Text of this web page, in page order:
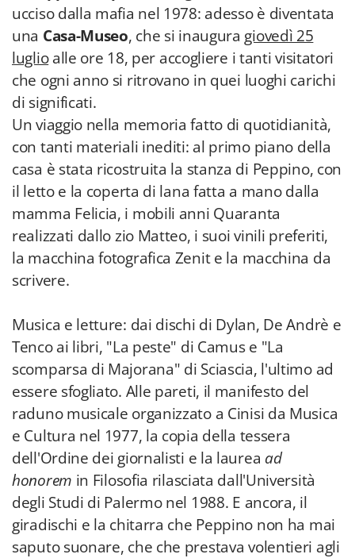
ucciso dalla mafia nel 1978: adesso è diventata
una Casa-Museo, che si inaugura giovedì 25
luglioalle ore 18, per accogliere i tanti visitatori
che ogni anno si ritrovano in quei luoghi carichi
di significati.
Un viaggio nella memoria fatto di quotidianità,
con tanti materiali inediti: al primo piano della
casa è stata ricostruita la stanza di Peppino, con
il letto e la coperta di lana fatta a mano dalla
mamma Felicia, i mobili anni Quaranta
realizzati dallo zio Matteo, i suoi vinili preferiti,
la macchina fotografica Zenit e la macchina da
scrivere.
Musica e letture: dai dischi di Dylan, De Andrè e
Tenco ai libri, "La peste" di Camus e "La
scomparsa di Majorana" di Sciascia, l'ultimo ad
essere sfogliato. Alle pareti, il manifesto del
raduno musicale organizzato a Cinisi da Musica
e Cultura nel 1977, la copia della tessera
dell'Ordine dei giornalisti e la laurea ad
honorem in Filosofia rilasciata dall'Università
degli Studi di Palermo nel 1988. E ancora, il
giradischi e la chitarra che Peppino non ha mai
saputo suonare, che che prestava volentieri agli